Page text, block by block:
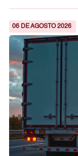
06 DE AGOSTO 2026